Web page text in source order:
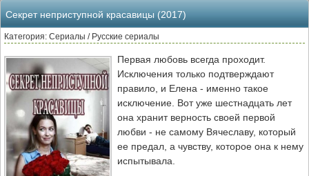
Секрет неприступной красавицы (2017)
Категория: Сериалы / Русские сериалы
Первая любовь всегда проходит.
Исключения только подтверждают
правило, и Елена - именно такое
исключение. Вот уже шестнадцать лет
она хранит верность своей первой
любви - не самому Вячеславу, который
ее предал, а чувству, которое она к нему
испытывала.